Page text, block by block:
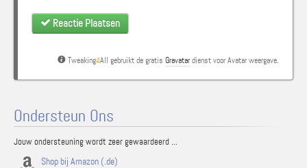
Reactie Plaatsen
Tweaking4All gebruikt de gratis Gravatardienst voor Avatar weergave.
Ondersteun Ons
Jouw ondersteuning wordt zeer gewaardeerd ...
Shop bij Amazon (.de)